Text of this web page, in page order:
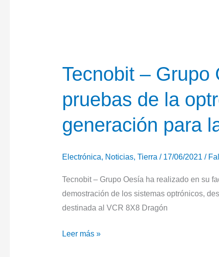
Tecnobit – Grupo
pruebas de la
generación para
Electrónica, Noticias, Tierra/ 17/06/2021 /
Tecnobit – Grupo Oesía ha realizado en su
demostración de los sistemas optrónicos,
destinada al VCR 8X8 Dragón
Tecnobit
Leer más »